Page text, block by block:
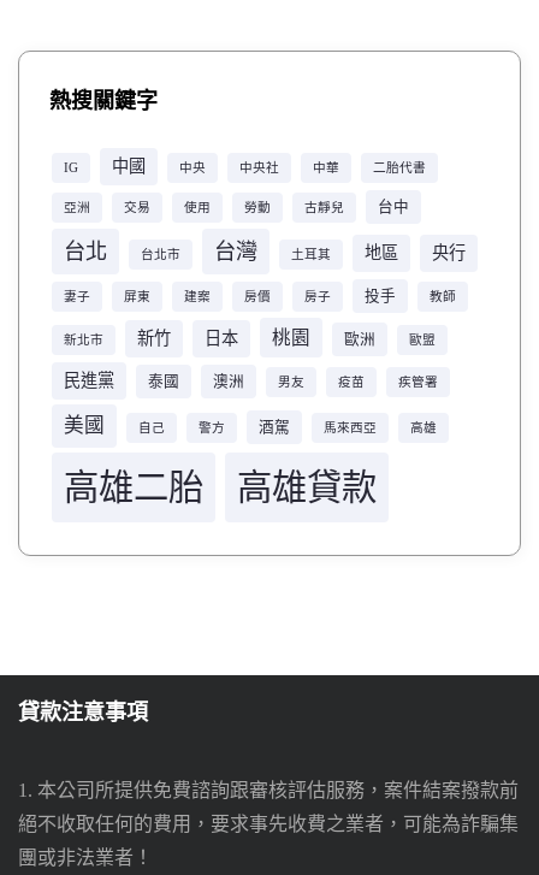
熱搜關鍵字
IG 中國 中央 中央社 中華 二胎代書
亞洲 交易 使用 勞動 古靜兒 台中
台北 台北市 台灣 土耳其 地區 央行
妻子 屏東 建案 房價 房子 投手 教師
新北市 新竹 日本 桃園 歐洲 歐盟
民進黨 泰國 澳洲 男友 疫苗 疾管署
美國 自己 警方 酒駕 馬來西亞 高雄
高雄二胎 高雄貸款
貸款注意事項
1. 本公司所提供免費諮詢跟審核評估服務，案件結案撥款前
絕不收取任何的費用，要求事先收費之業者，可能為詐騙集
團或非法業者！